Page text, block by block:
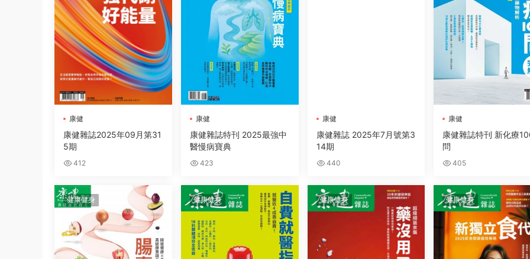
康健
康健雜誌2025年09月第31
5期
412
康健
康健雜誌特刊 2025最強中
醫慢病寶典
423
康健
康健雜誌 2025年7月號第3
14期
440
康健
康健雜誌特刊 新化療
問
405
健康健身 健康健身 健康健身 健康健身